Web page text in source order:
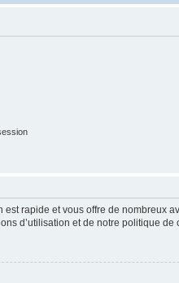
rapide et vous offre de
d’utilisation et de notre politique